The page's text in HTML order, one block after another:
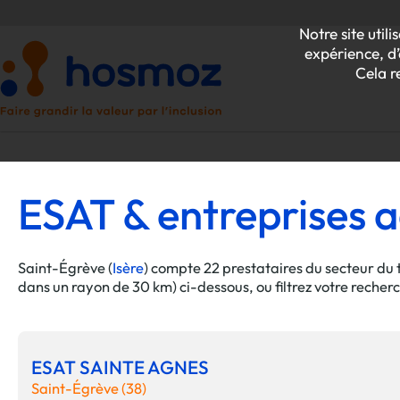
Notre site
expérience,
Cela
ESAT & entreprises
Saint-Égrève (Isère) compte 22 prestataires du secteur
dans un rayon de 30 km) ci-dessous, ou filtrez votre
ESAT SAINTE AGNES
Saint-Égrève (38)